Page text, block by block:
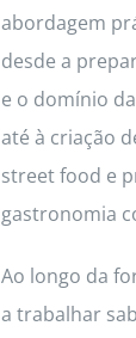
abordagem
desde a
e o domínio
até à criação
street food e
gastronomia
Ao longo da
a trabalhar